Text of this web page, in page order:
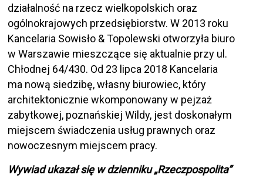
działalność na rzecz wielkopolskich oraz
ogólnokrajowych przedsiębiorstw. W 2013 roku
Kancelaria Sowisło & Topolewski otworzyła biuro
w Warszawie mieszczące się aktualnie przy ul.
Chłodnej 64/430. Od 23 lipca 2018 Kancelaria
ma nową siedzibę, własny biurowiec, który
architektonicznie wkomponowany w pejzaż
zabytkowej, poznańskiej Wildy, jest doskonałym
miejscem świadczenia usług prawnych oraz
nowoczesnym miejscem pracy.
Wywiad ukazał się w dzienniku „Rzeczpospolita”